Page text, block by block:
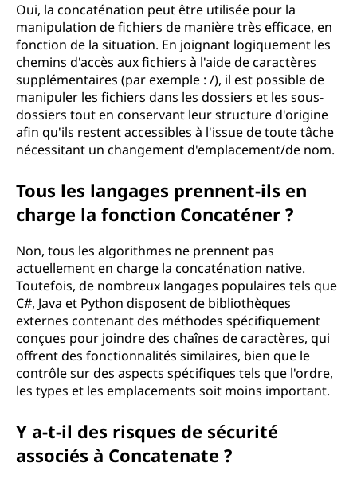
Oui, la concaténation peut être utilisée pour la
manipulation de fichiers de manière très efficace, en
fonction de la situation. En joignant logiquement les
chemins d'accès aux fichiers à l'aide de caractères
supplémentaires (par exemple : /), il est possible de
manipuler les fichiers dans les dossiers et les sous-
dossiers tout en conservant leur structure d'origine
afin qu'ils restent accessibles à l'issue de toute tâche
nécessitant un changement d'emplacement/de nom.
Tous les langages prennent-ils en
charge la fonction Concaténer ?
Non, tous les algorithmes ne prennent pas
actuellement en charge la concaténation native.
Toutefois, de nombreux langages populaires tels que
C#, Java et Python disposent de bibliothèques
externes contenant des méthodes spécifiquement
conçues pour joindre des chaînes de caractères, qui
offrent des fonctionnalités similaires, bien que le
contrôle sur des aspects spécifiques tels que l'ordre,
les types et les emplacements soit moins important.
Y a-t-il des risques de sécurité
associés à Concatenate ?